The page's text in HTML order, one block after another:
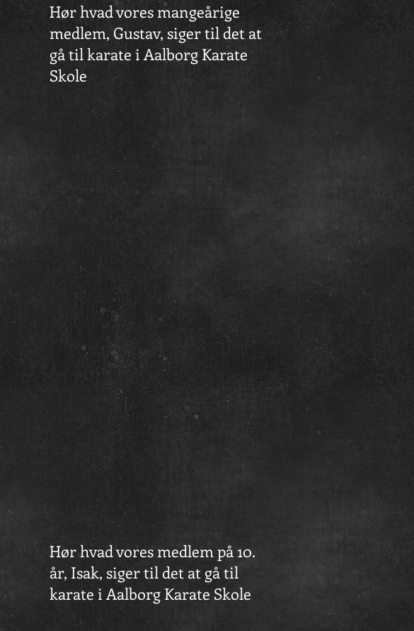
Hør hvad vores mangeårige
medlem, Gustav, siger til det at
gå til karate i Aalborg Karate
Skole
Hør hvad vores medlem på 10.
år, Isak, siger til det at gå til
karate i Aalborg Karate Skole